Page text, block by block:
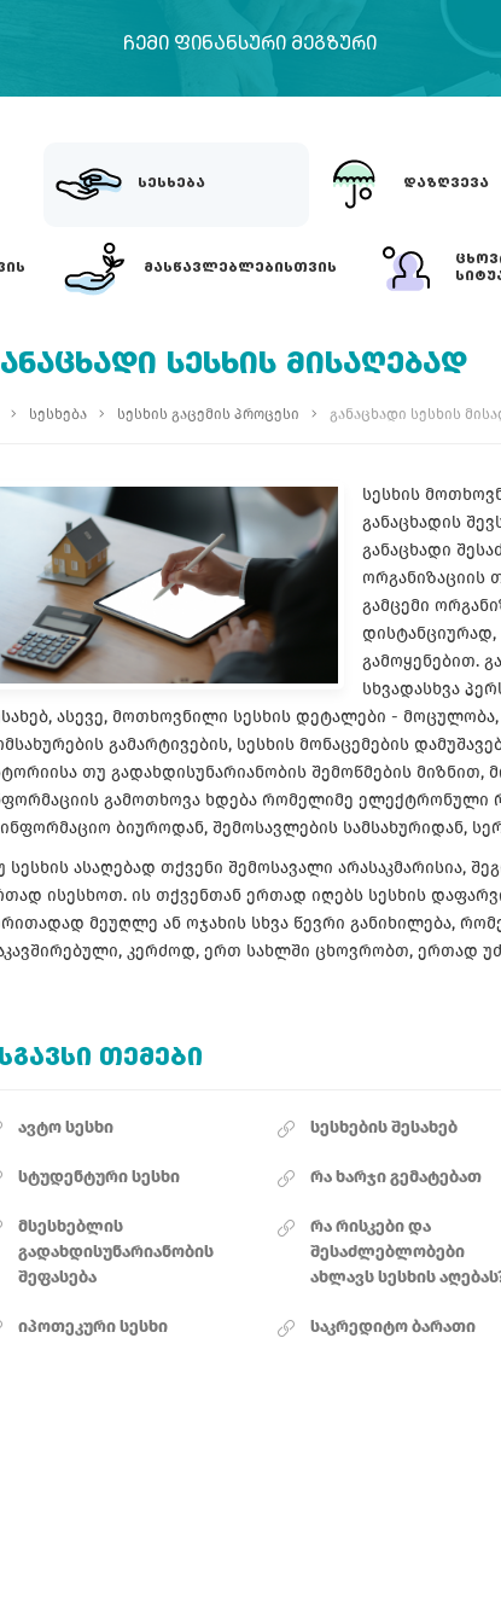
ᲩᲔᲛᲘ ᲤᲘᲜᲐᲜᲡᲣᲠᲘ ᲛᲔᲒᲖᲣᲠᲘ
ᲡᲔᲡᲮᲔᲑᲐ ᲓᲐᲖᲦᲕᲔᲕᲐ
ᲛᲐᲡᲬᲐᲕᲚᲔᲑᲚᲔᲑᲘᲡᲗᲕᲘᲡ
ᲡᲔᲡᲮᲘᲡ ᲛᲘᲡᲐᲦᲔᲑᲐᲓ
სესხება სესხის გაცემის პროცესი განაცხადი სესხის
სესხის
განაცხადის
განაცხადი
ორგანიზაციის
გამცემი
გამოყენებით.
სხვადასხვა
ასევე, მოთხოვნილი სესხის დეტალები -
გამარტივების, სესხის მონაცემების
თუ გადახდისუნარიანობის შემოწმების მიზნით,
გამოთხოვა ხდება რომელიმე ელექტრონული
ბიუროდან, შემოსავლების სამსახურიდან,
სესხის ასაღებად თქვენი შემოსავალი არასაკმარისია,
ისესხოთ. ის თქვენთან ერთად იღებს სესხის
მეუღლე ან ოჯახის სხვა წევრი განიხილება,
კერძოდ, ერთ სახლში ცხოვრობთ, ერთად
ᲗᲔᲛᲔᲑᲘ
ავტო სესხი სესხების შესახებ
სტუდენტური სესხი რა ხარჯი გემატებათ
მსესხებლის
გადახდისუნარიანობის
შეფასება
რა რისკები და
შესაძლებლობები
ახლავს სესხის
იპოთეკური სესხი საკრედიტო ბარათი